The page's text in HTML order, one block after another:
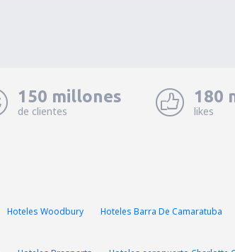
150 millones
de clientes
180
likes
Hoteles Woodbury Hoteles Barra De Camaratuba